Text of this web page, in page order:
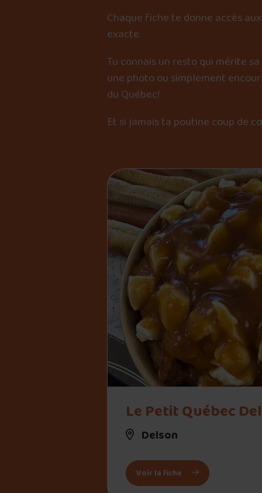
Chaque fiche te donne accès
exacte.
Tu connais un resto qui mérite
une photo ou simplement
du Québec!
Et si jamais ta poutine coup de
Le Petit Québec
Delson
Voir la fiche : Le Petit Québec